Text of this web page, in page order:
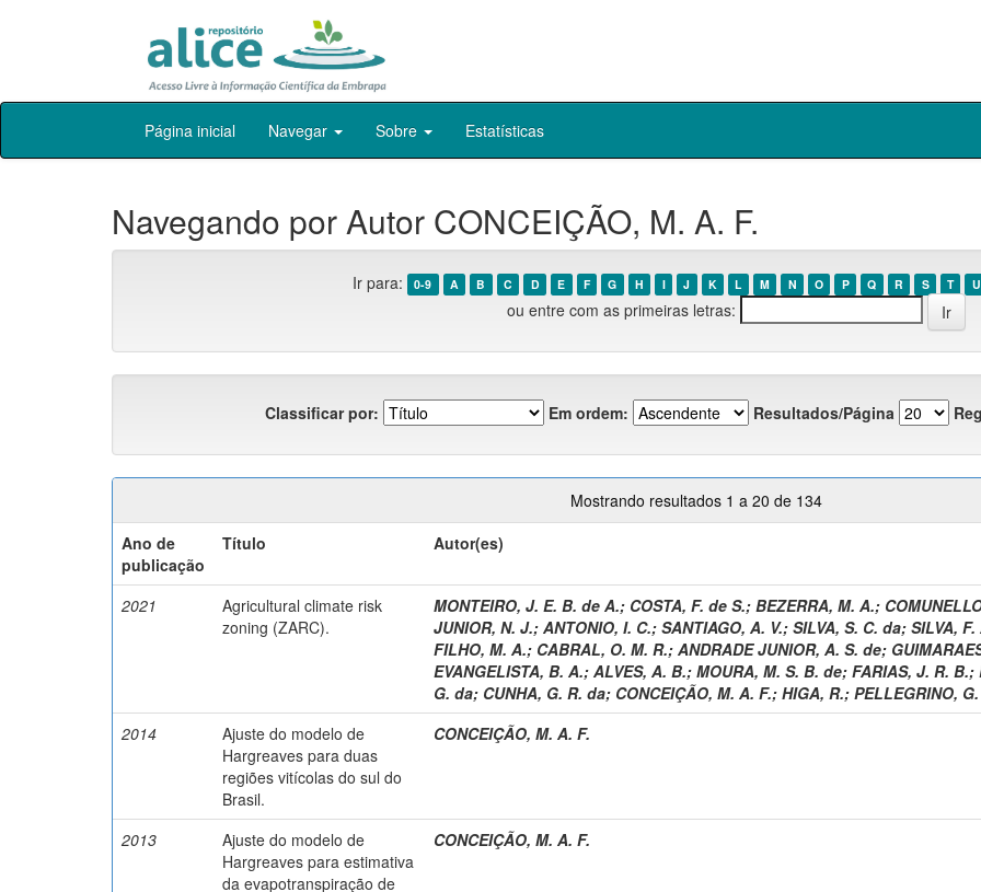
Skip
Página inicial Navegar Sobre Estatísticas
Navegando por Autor CONCEIÇÃO, M. A. F.
Ir para: 0-9 A B C D E F G H I J K L M N O P Q R S T U
ou entre com as primeiras letras:
Classificar por: Em ordem: Resultados/Página
Mostrando resultados 1 a 20 de 134
Ano de
publicação
Título Autor(es)
2021
Agricultural climate risk
zoning (ZARC).
MONTEIRO, J. E. B. de A.; COSTA, F. de S.; BEZERRA, M. A.;
JUNIOR, N. J.; ANTONIO, I. C.; SANTIAGO, A. V.; SILVA, S. C. da; SILVA,
FILHO, M. A.; CABRAL, O. M. R.; ANDRADE JUNIOR, A. S. de;
EVANGELISTA, B. A.; ALVES, A. B.; MOURA, M. S. B. de; FARIAS, J. R. B.;
G. da; CUNHA, G. R. da; CONCEIÇÃO, M. A. F.; HIGA, R.; PELLEGRINO,
2014
Ajuste do modelo de
Hargreaves para duas
regiões vitícolas do sul do
Brasil.
CONCEIÇÃO, M. A. F.
2013
Ajuste do modelo de
Hargreaves para estimativa
da evapotranspiração de
CONCEIÇÃO, M. A. F.